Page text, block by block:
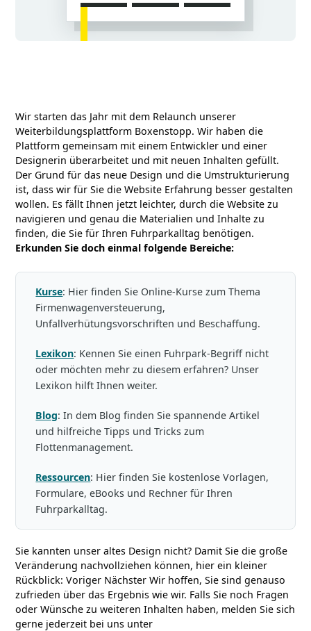
Wir starten das Jahr mit dem Relaunch unserer
Weiterbildungsplattform Boxenstopp. Wir haben die
Plattform gemeinsam mit einem Entwickler und einer
Designerin überarbeitet und mit neuen Inhalten gefüllt.
Der Grund für das neue Design und die Umstrukturierung
ist, dass wir für Sie die Website Erfahrung besser gestalten
wollen. Es fällt Ihnen jetzt leichter, durch die Website zu
navigieren und genau die Materialien und Inhalte zu
finden, die Sie für Ihren Fuhrparkalltag benötigen.
Erkunden Sie doch einmal folgende Bereiche:
Kurse: Hier finden Sie Online-Kurse zum Thema
Firmenwagenversteuerung,
Unfallverhütungsvorschriften und Beschaffung.
Lexikon: Kennen Sie einen Fuhrpark-Begriff nicht
oder möchten mehr zu diesem erfahren? Unser
Lexikon hilft Ihnen weiter.
Blog: In dem Blog finden Sie spannende Artikel
und hilfreiche Tipps und Tricks zum
Flottenmanagement.
Ressourcen: Hier finden Sie kostenlose Vorlagen,
Formulare, eBooks und Rechner für Ihren
Fuhrparkalltag.
Sie kannten unser altes Design nicht? Damit Sie die große
Veränderung nachvollziehen können, hier ein kleiner
Rückblick: Voriger Nächster Wir hoffen, Sie sind genauso
zufrieden über das Ergebnis wie wir. Falls Sie noch Fragen
oder Wünsche zu weiteren Inhalten haben, melden Sie sich
gerne jederzeit bei uns unter